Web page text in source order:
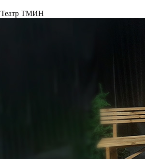
Театр ТМИН